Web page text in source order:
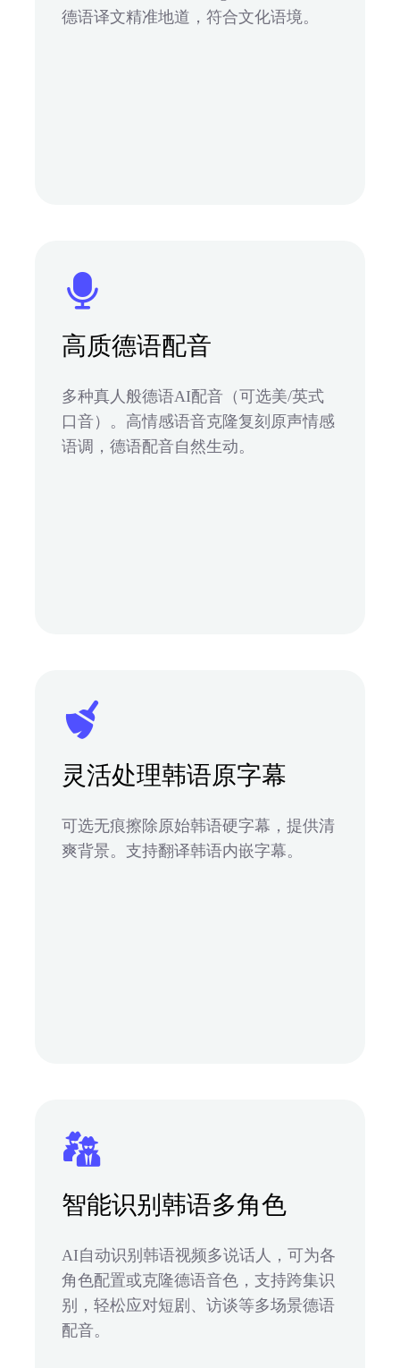
德语译文精准地道，符合文化语境。
高质德语配音
多种真人般德语AI配音（可选美/英式
口音）。高情感语音克隆复刻原声情感
语调，德语配音自然生动。
灵活处理韩语原字幕
可选无痕擦除原始韩语硬字幕，提供清
爽背景。支持翻译韩语内嵌字幕。
智能识别韩语多角色
AI自动识别韩语视频多说话人，可为各
角色配置或克隆德语音色，支持跨集识
别，轻松应对短剧、访谈等多场景德语
配音。